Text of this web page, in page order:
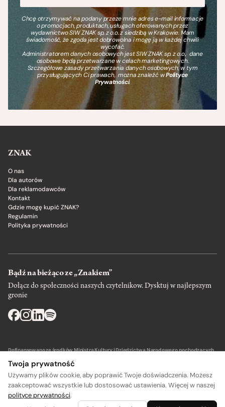
Chcę otrzymywać na podany przeze mnie adres e-mail informacje
o promocjach, produktach, usługach oferowanych przez
wydawnictwo SIW ZNAK sp. z o.o. z siedzibą w Krakowie. Mam
świadomość, że zgoda jest dobrowolna i mogę ją w każdej chwili
wycofać.
Administratorem danych osobowych jest SIW ZNAK sp. z o.o., dane
osobowe będą przetwarzane w celach marketingowych.
Szczegółowe zasady przetwarzania danych osobowych, w tym
przysługujących Ci prawach, można znaleźć wPolityce
Prywatności.
ZNAK
O nas
Dla autorów
Dla reklamodawców
Kontakt
Gdzie mogę kupić ZNAK?
Regulamin
Polityka prywatności
Bądź na bieżąco ze „Znakiem”
Dołącz do społeczności naszych czytelnikow. Dysktuj w najlepszym
gronie
Dofinansowano ze środków Ministra Kultury i Dziedzictwa Narodowego pochodzących
Wydawca: SIW Znak w Krakowie
Twoja prywatność
Używamy plików cookie, aby poprawić Twoje doświadczenia. Możesz
zaakceptować wszystkie lub dostosować ustawienia. Więcej w naszej
polityce prywatności.